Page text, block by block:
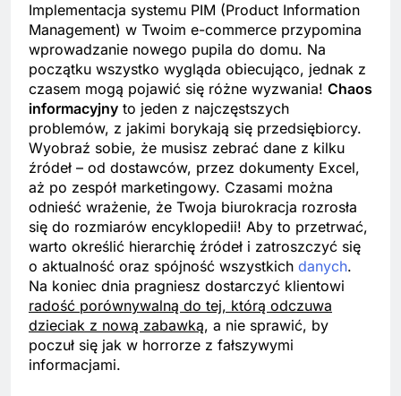
Implementacja systemu PIM (Product Information
Management) w Twoim e-commerce przypomina
wprowadzanie nowego pupila do domu. Na
początku wszystko wygląda obiecująco, jednak z
czasem mogą pojawić się różne wyzwania! Chaos
informacyjny to jeden z najczęstszych
problemów, z jakimi borykają się przedsiębiorcy.
Wyobraź sobie, że musisz zebrać dane z kilku
źródeł – od dostawców, przez dokumenty Excel,
aż po zespół marketingowy. Czasami można
odnieść wrażenie, że Twoja biurokracja rozrosła
się do rozmiarów encyklopedii! Aby to przetrwać,
warto określić hierarchię źródeł i zatroszczyć się
o aktualność oraz spójność wszystkich danych.
Na koniec dnia pragniesz dostarczyć klientowi
radość porównywalną do tej, którą odczuwa
dzieciak z nową zabawką, a nie sprawić, by
poczuł się jak w horrorze z fałszywymi
informacjami.